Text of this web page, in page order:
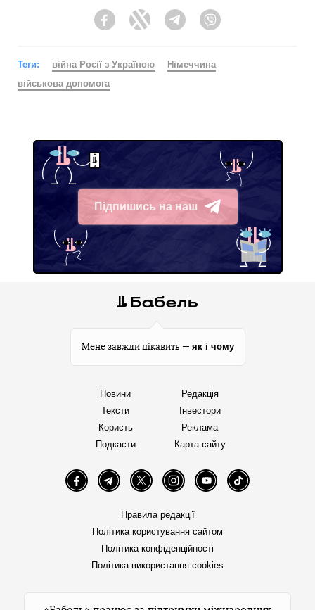
FacebookTwitter Telegram
Теги: війна Росії з Україною
Німеччина
військова допомога
Підпишись на наш
Telegram
Мене завжди цікавить — як і чому
Новини
Тексти
Користь
Подкасти
Редакція
Інвестори
Реклама
Карта сайту
FacebookTelegramTwitter InstagramYouTube TikTok
Правила редакції
Політика користування сайтом
Політика конфіденційності
Політика використання cookies